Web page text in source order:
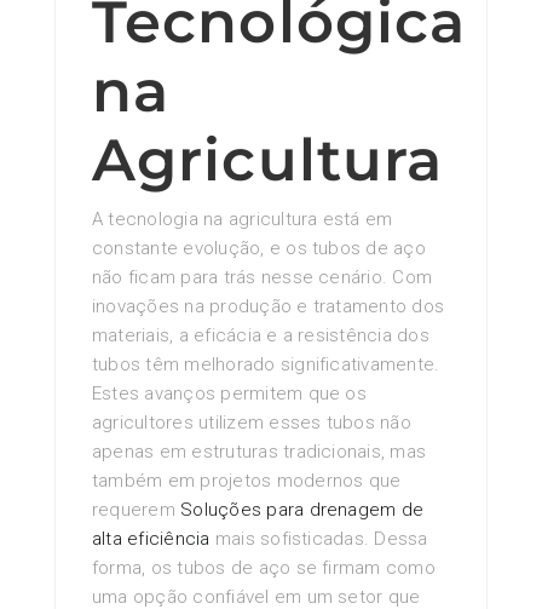
Tecnológica
na
Agricultura
A tecnologia na agricultura está em
constante evolução, e os tubos de aço
não ficam para trás nesse cenário. Com
inovações na produção e tratamento dos
materiais, a eficácia e a resistência dos
tubos têm melhorado significativamente.
Estes avanços permitem que os
agricultores utilizem esses tubos não
apenas em estruturas tradicionais, mas
também em projetos modernos que
requerem Soluções para drenagem de
alta eficiência mais sofisticadas. Dessa
forma, os tubos de aço se firmam como
uma opção confiável em um setor que